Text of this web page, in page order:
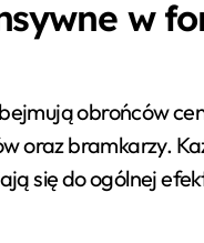
w
obrońców
oraz bramkarzy.
się do ogólnej